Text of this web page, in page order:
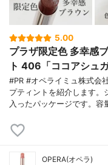
5.00
プラザ限定色 多幸感
ト 406「ココアシュガ
#PR #オペライミュ株式会
プティントを紹介します。
入ったパッケージです。容
OPERA(オペラ)